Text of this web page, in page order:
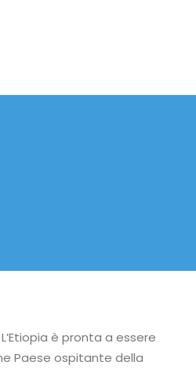
è pronta a essere
Paese ospitante della